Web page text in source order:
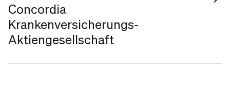
Concordia
Krankenversicherungs-
Aktiengesellschaft